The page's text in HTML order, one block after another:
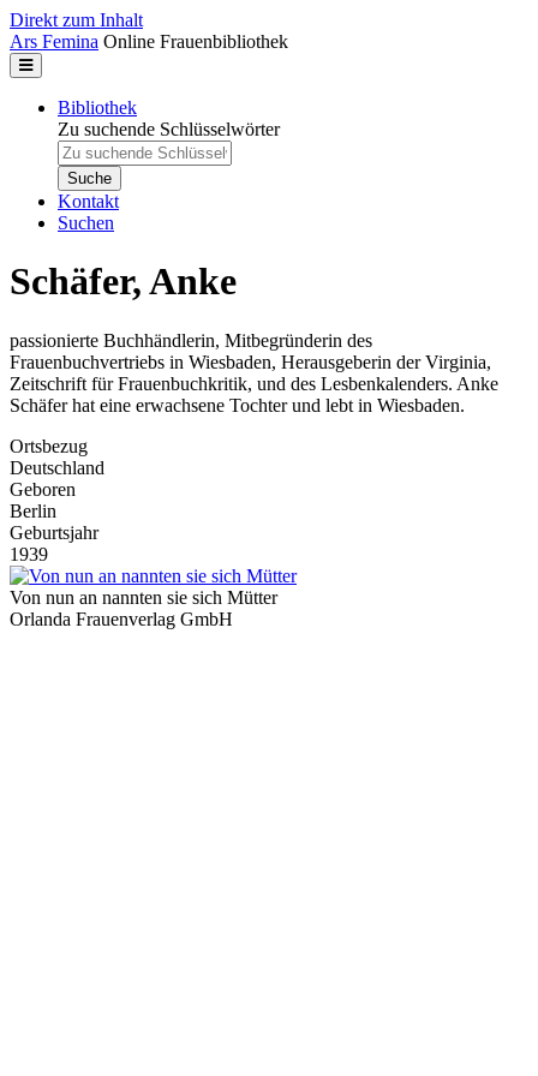
Direkt zum Inhalt
Ars Femina Online Frauenbibliothek
Bibliothek
Zu suchende Schlüsselwörter
Kontakt
Suchen
Schäfer, Anke
passionierte Buchhändlerin, Mitbegründerin des
Frauenbuchvertriebs in Wiesbaden, Herausgeberin der Virginia,
Zeitschrift für Frauenbuchkritik, und des Lesbenkalenders. Anke
Schäfer hat eine erwachsene Tochter und lebt in Wiesbaden.
Ortsbezug
Deutschland
Geboren
Berlin
Geburtsjahr
1939
Von nun an nannten sie sich Mütter
Orlanda Frauenverlag GmbH